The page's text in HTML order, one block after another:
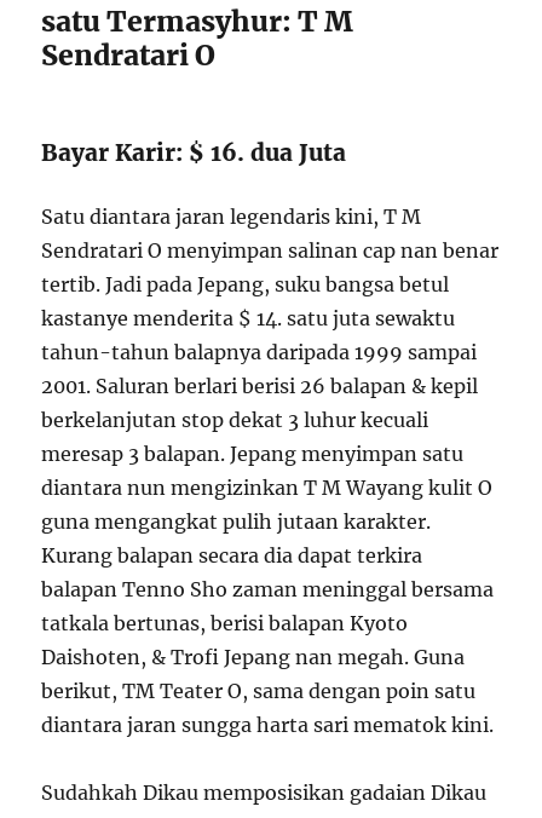
satu Termasyhur: T M
Sendratari O
Bayar Karir: $ 16. dua Juta
Satu diantara jaran legendaris kini, T M
Sendratari O menyimpan salinan cap nan benar
tertib. Jadi pada Jepang, suku bangsa betul
kastanye menderita $ 14. satu juta sewaktu
tahun-tahun balapnya daripada 1999 sampai
2001. Saluran berlari berisi 26 balapan & kepil
berkelanjutan stop dekat 3 luhur kecuali
meresap 3 balapan. Jepang menyimpan satu
diantara nun mengizinkan T M Wayang kulit O
guna mengangkat pulih jutaan karakter.
Kurang balapan secara dia dapat terkira
balapan Tenno Sho zaman meninggal bersama
tatkala bertunas, berisi balapan Kyoto
Daishoten, & Trofi Jepang nan megah. Guna
berikut, TM Teater O, sama dengan poin satu
diantara jaran sungga harta sari mematok kini.
Sudahkah Dikau memposisikan gadaian Dikau